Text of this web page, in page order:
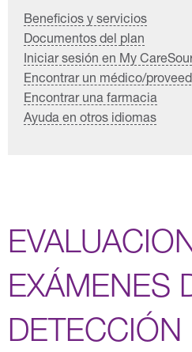
Beneficios y servicios
Documentos del plan
Iniciar sesión en My
Encontrar un médico/
Encontrar una farmacia
Ayuda en otros idiomas
EXÁMENES